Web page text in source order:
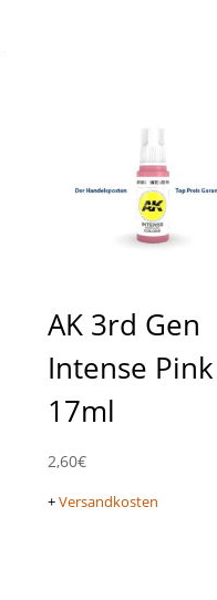
AK 3rd Gen
Intense Pink
17ml
2,60€
+Versandkosten